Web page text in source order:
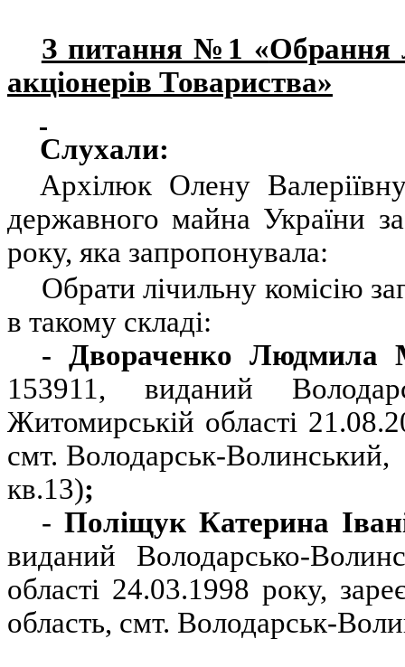
З питання №1 «Обрання
акціонерів Товариства»
Слухали:
Архілюк Олену
державного майна України
року, яка запропонувала:
Обрати лічильну комісію
в такому складі:
- Двораченко Людмила
153911, виданий
Житомирській області
смт. Володарськ-Волинський,
кв.13);
- Поліщук Катерина
виданий Володарсько-
області 24.03.1998 року,
область, смт. Володарськ-